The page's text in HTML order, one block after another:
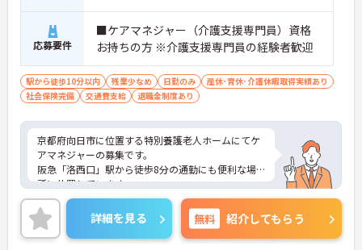
応募要件
■ケアマネジャー（介護支援専門員）資格
お持ちの方 ※介護支援専門員の経験者歓迎
駅から徒歩10分以内 残業少なめ 日勤のみ
産休･育休･介護休暇取得実績あり
社会保険完備
交通費支給 退職金制度あり
京都府向日市に位置する特別養護老人ホームにてケ
アマネジャーの募集です。
阪急「洛西口」駅から徒歩8分の通勤にも便利な場
所に位置しています。
日祝休みで残業も月10時間程度ですので、プライベ
ートとの両立もしやすくオススメです！
ご興味がある方は是非一度マイナビまでお問い合わ
せください。さらに詳細などお伝えします！
詳細を見る 無料 紹介してもらう